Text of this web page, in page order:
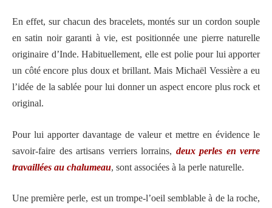
En effet, sur chacun des bracelets, montés sur un cordon souple
en satin noir garanti à vie, est positionnée une pierre naturelle
originaire d’Inde. Habituellement, elle est polie pour lui apporter
un côté encore plus doux et brillant. Mais Michaël Vessière a eu
l’idée de la sablée pour lui donner un aspect encore plus rock et
original.
Pour lui apporter davantage de valeur et mettre en évidence le
savoir-faire des artisans verriers lorrains, deux perles en verre
travaillées au chalumeau, sont associées à la perle naturelle.
Une première perle, est un trompe-l’oeilsemblable à de la roche,